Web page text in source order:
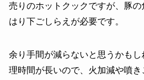
売りのホットクックですが、豚
はり下ごしらえが必要です。
余り手間が減らないと思うかも
理時間が長いので、火加減や噴き